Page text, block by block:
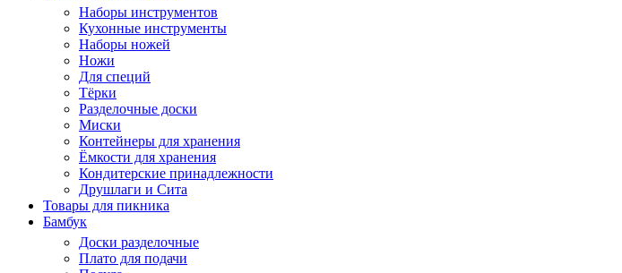
Наборы инструментов
Кухонные инструменты
Наборы ножей
Ножи
Для специй
Тёрки
Разделочные доски
Миски
Контейнеры для хранения
Ёмкости для хранения
Кондитерские принадлежности
Друшлаги и Сита
Товары для пикника
Бамбук
Доски разделочные
Плато для подачи